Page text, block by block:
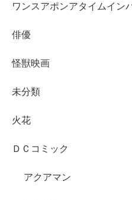
ワンスアポンアタイムイン
俳優
怪獣映画
未分類
火花
ＤＣコミック
アクアマン